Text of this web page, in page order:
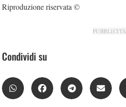
Riproduzione riservata ©
PUBBLICITÀ
Condividi su